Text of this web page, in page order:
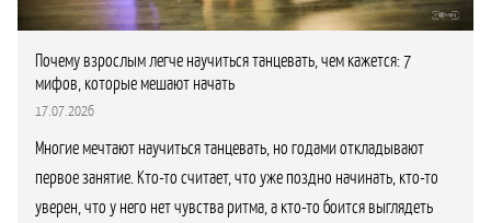
Почему взрослым легче научиться танцевать, чем кажется: 7
мифов, которые мешают начать
17.07.2026
Многие мечтают научиться танцевать, но годами откладывают
первое занятие. Кто-то считает, что уже поздно начинать, кто-то
уверен, что у него нет чувства ритма, а кто-то боится выглядеть